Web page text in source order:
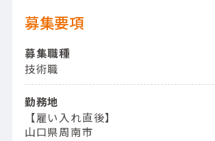
募集要項
募集職種
技術職
勤務地
【雇い入れ直後】
山口県周南市